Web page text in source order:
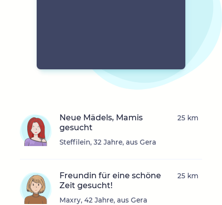
Neue Mädels, Mamis
gesucht
Steffilein, 32 Jahre, aus Gera
25 km
Freundin für eine schöne
Zeit gesucht!
Maxry, 42 Jahre, aus Gera
25 km